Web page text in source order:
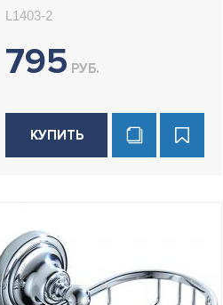
L1403-2
795 РУБ.
КУПИТЬ